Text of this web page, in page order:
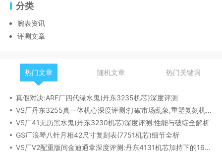
分类
腕表资讯
评测文章
热门文章 随机文章 热门关键词
真假对决:ARF厂四代绿水鬼(丹东3235机芯)深度评测
VS厂丹东3255真一体机心深度评测:打破市场乱象,重塑复刻机芯新标杆​
VS厂41无历黑水鬼(丹东3230机芯)深度评测:性能与破绽全解析
GS厂浪琴八针月相42尺寸复刻表(7751机芯)细节全析
VS厂V2配重版间金迪通拿深度评测:丹东4131机芯加持下的165克精密之作​